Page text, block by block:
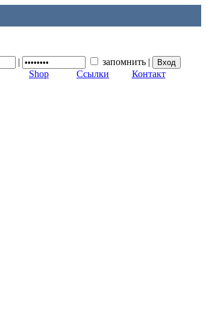
| запомнить |
Shop Ссылки Контакт